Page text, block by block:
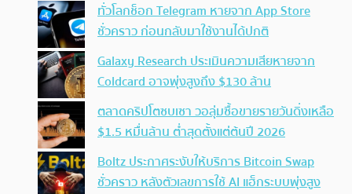
ทั่วโลกช็อก Telegram หายจาก App Store
ชั่วคราว ก่อนกลับมาใช้งานได้ปกติ
Galaxy Research ประเมินความเสียหายจาก
Coldcard อาจพุ่งสูงถึง $130 ล้าน
ตลาดคริปโตซบเซา วอลุ่มซื้อขายรายวันดิ่งเหลือ
$1.5 หมื่นล้าน ต่ำสุดตั้งแต่ต้นปี 2026
Boltz ประกาศระงับให้บริการ Bitcoin Swap
ชั่วคราว หลังตัวเลขการใช้ AI แฮ็กระบบพุ่งสูง